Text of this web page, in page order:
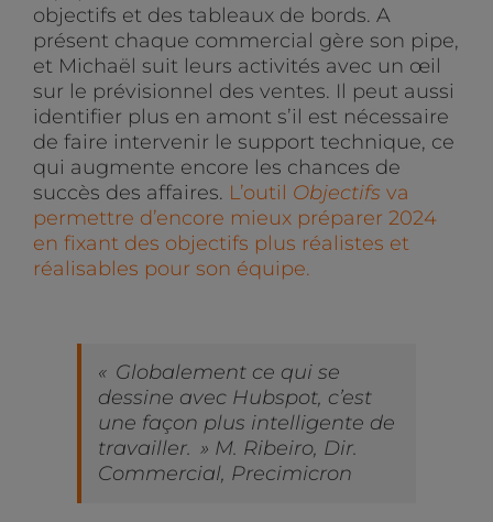
objectifs et des tableaux de bords. A
présent chaque commercial gère son pipe,
et Michaël suit leurs activités avec un œil
sur le prévisionnel des ventes. Il peut aussi
identifier plus en amont s’il est nécessaire
de faire intervenir le support technique, ce
qui augmente encore les chances de
succès des affaires. L’outil Objectifs va
permettre d’encore mieux préparer 2024
en fixant des objectifs plus réalistes et
réalisables pour son équipe.
« Globalement ce qui se
dessine avec Hubspot, c’est
une façon plus intelligente de
travailler. » M. Ribeiro, Dir.
Commercial, Precimicron